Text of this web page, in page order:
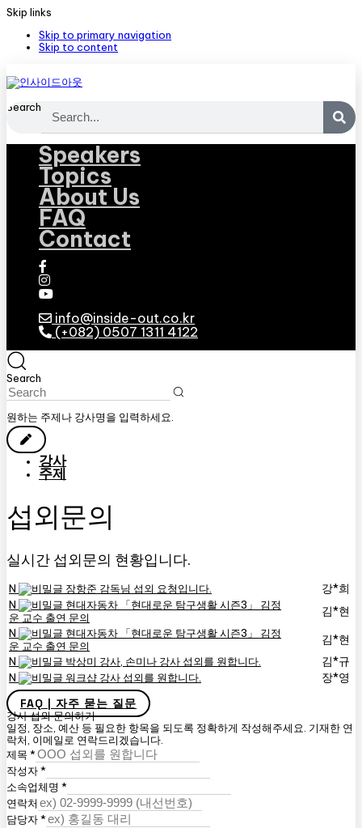
Skip links
Skip to primary navigation
Skip to content
Search
Speakers
Topics
About Us
FAQ
Contact
info@inside-out.co.kr
(+082) 0507 1311 4122
Search
원하는 주제나 강사명을 입력하세요.
강사
주제
섭외문의
실시간 섭외문의 현황입니다.
N 장항준 감독님 섭외 요청입니다. 강*희
N
현대자동차 「현대로운 탐구생활 시즌3」 김정
운 교수 출연 문의
김*현
N
현대자동차 「현대로운 탐구생활 시즌3」 김정
운 교수 출연 문의
김*현
N 박상미 강사, 손미나 강사 섭외를 원합니다. 김*규
N 워크샵 강사 섭외를 원합니다.
장*영
FAQ | 자주 묻는 질문
강사 섭외 문의하기
일정, 장소, 예산 등 필요한 항목을 되도록 정확하게 작성해주세요. 기재한 연
락처, 이메일로 연락드리겠습니다.
제목 *
작성자*
소속업체명 *
연락처
담당자*